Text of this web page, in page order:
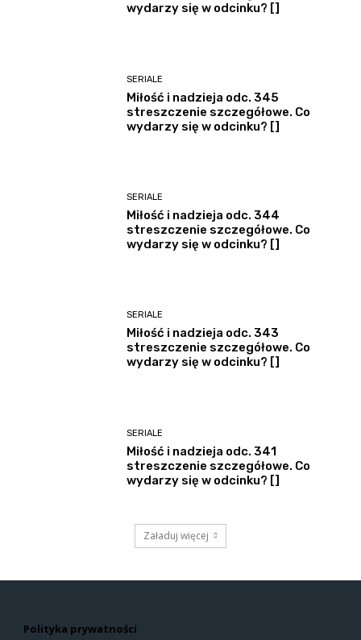
wydarzy się w odcinku? []
SERIALE
Miłość i nadzieja odc. 345
streszczenie szczegółowe. Co
wydarzy się w odcinku? []
SERIALE
Miłość i nadzieja odc. 344
streszczenie szczegółowe. Co
wydarzy się w odcinku? []
SERIALE
Miłość i nadzieja odc. 343
streszczenie szczegółowe. Co
wydarzy się w odcinku? []
SERIALE
Miłość i nadzieja odc. 341
streszczenie szczegółowe. Co
wydarzy się w odcinku? []
Załaduj więcej
Polityka prywatności